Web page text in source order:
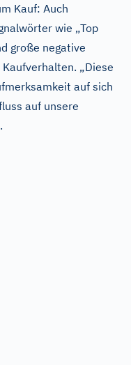
Kauf: Auch
wie „Top
große negative
„Diese
auf sich
auf unsere